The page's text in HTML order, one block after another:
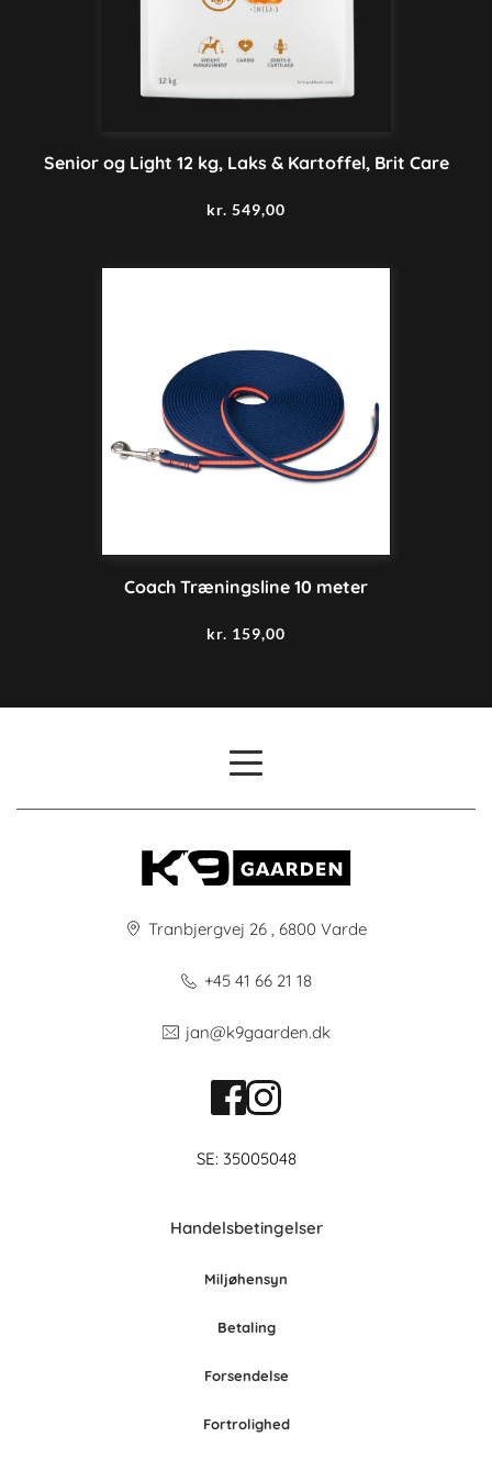
Senior og Light 12 kg, Laks & Kartoffel, Brit Care
kr. 549,00
Coach Træningsline 10 meter
kr. 159,00
Tranbjergvej 26 , 6800 Varde
+45 41 66 21 18
jan@k9gaarden.dk
SE: 35005048
Handelsbetingelser
Miljøhensyn
Betaling
Forsendelse
Fortrolighed